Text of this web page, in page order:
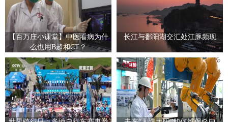
【百万庄小课堂】中医看病为什
么也用B超和CT？
长江与鄱阳湖交汇处江豚频现